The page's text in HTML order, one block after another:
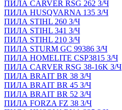
ПИЛА CARVER RSG 262 З/Ч
ПИЛА HUSQVARNA 135 З/Ч
ПИЛА STIHL 260 З/Ч
ПИЛА STIHL 341 З/Ч
ПИЛА STIHL 210 З/Ч
ПИЛА STURM GC 99386 З/Ч
ПИЛА HOMELITE CSP3815 З/Ч
ПИЛА CARVER RSG 38-16K З/Ч
ПИЛА BRAIT BR 38 З/Ч
ПИЛА BRAIT BR 45 З/Ч
ПИЛА BRAIT BR 52 З/Ч
ПИЛА FORZA FZ 38 З/Ч